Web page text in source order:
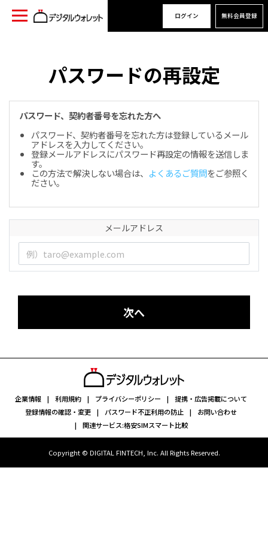
ログイン 無料会員登録
パスワードの再設定
パスワード、契約者番号を忘れた方へ
パスワード、契約者番号を忘れた方は登録しているメール
アドレスを入力してください。
登録メールアドレスにパスワード再設定の情報を送信しま
す。
この方法で解決しない場合は、 よくあるご質問をご参照く
ださい。
メールアドレス
次へ
企業情報 利用規約 プライバシーポリシー
提携・広告掲載について
登録情報の確認・変更
パスワード不正利用の防止
お問い合わせ
関連サービス:格安SIMスマート比較
Copyright © DIGITAL FINTECH, Inc. All Rights Reserved.